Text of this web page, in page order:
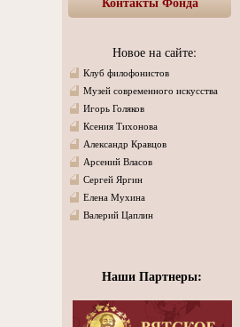
Новое на сайте:
Клуб филофонистов
Музей современного искусства
Игорь Голяков
Ксения Тихонова
Александр Кравцов
Арсений Власов
Сергей Яргин
Елена Мухина
Валерий Цаплин
Наши Партнеры: